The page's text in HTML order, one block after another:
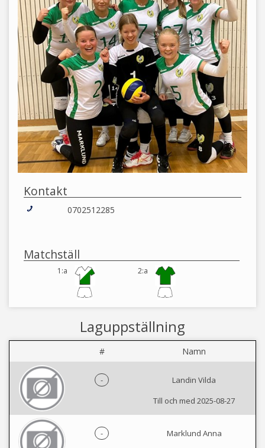
Kontakt
0702512285
Matchställ
1:a 2:a
Laguppställning
# Namn
-
Landin Vilda
Till och med 2025-08-27
-
Marklund Anna